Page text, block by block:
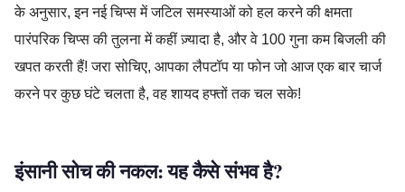
के अनुसार, इन नई चिप्स में जटिल समस्याओं को हल करने की क्षमता
पारंपरिक चिप्स की तुलना में कहीं ज़्यादा है, और वे 100 गुना कम बिजली की
खपत करती हैं! जरा सोचिए, आपका लैपटॉप या फोन जो आज एक बार चार्ज
करने पर कुछ घंटे चलता है, वह शायद हफ्तों तक चल सके!
इंसानी सोच की नकल: यह कैसे संभव है?